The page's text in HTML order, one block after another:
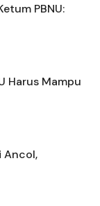
PBNU:
Harus Mampu
Ancol,